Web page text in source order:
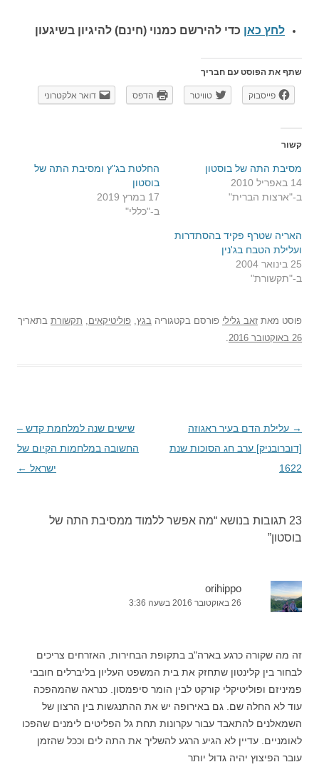
לחץ כאן כדי להירשם כמנוי (חינם) להיגיון בשיגעון
שתף את הפוסט עם חבריך
פייסבוק טוויטר הדפס דואר אלקטרוני
קשור
מסיבת התה של בוסטון
14 באפריל 2010
ב-"ארצות הברית"
החלטת בג"ץ ומסיבת התה של
בוסטון
17 במרץ 2019
ב-"כללי"
האריה שטרף פקיד בהסתדרות
ועלילת הטבח בג'נין
25 בינואר 2004
ב-"תקשורת"
פוסט מאת זאב גלילי פורסם בקטגוריה בגץ פוליטיקאים תקשורת בתאריך
26 באוקטובר 2016
ניווט
בפוסטים
→ עלילת הדם בעיר ראגוזה
[דוברובניק] ערב חג הסוכות שנת
1622
שישים שנה למלחמת קדש –
החשובה במלחמות הקיום של
ישראל ←
23 תגובות בנושא “
מה אפשר ללמוד ממסיבת התה של
בוסטון”
orihippo
26 באוקטובר 2016 בשעה 3:36
זה מה שקורה כרגע בארה"ב בתקופת הבחירות, האזרחים צריכים
לבחור בין קלינטון שתחזק את בית המשפט העליון בליברלים חובבי
פמיניזם ופוליטיקלי קורקט לבין הומר סיפמסון. כנראה שהמהפכה
עוד לא החלה שם. גם באירופה יש את ההתנגשות בין הרצון של
השמאלנים להתאבד עבור עקרונות תחת גל הפליטים לימנים שהפכו
לאומניים. עדיין לא הגיע הרגע להשליך את התה לים וככל שהזמן
עובר הפיצוץ יהיה גדול יותר